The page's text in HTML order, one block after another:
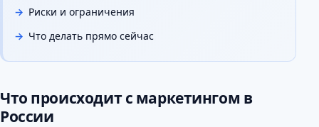
Риски и ограничения
Что делать прямо сейчас
Что происходит с маркетингом в
России